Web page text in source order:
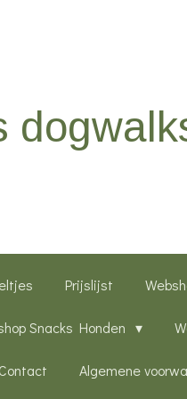
Prijslijst
Snacks Honden
Contact Algemene